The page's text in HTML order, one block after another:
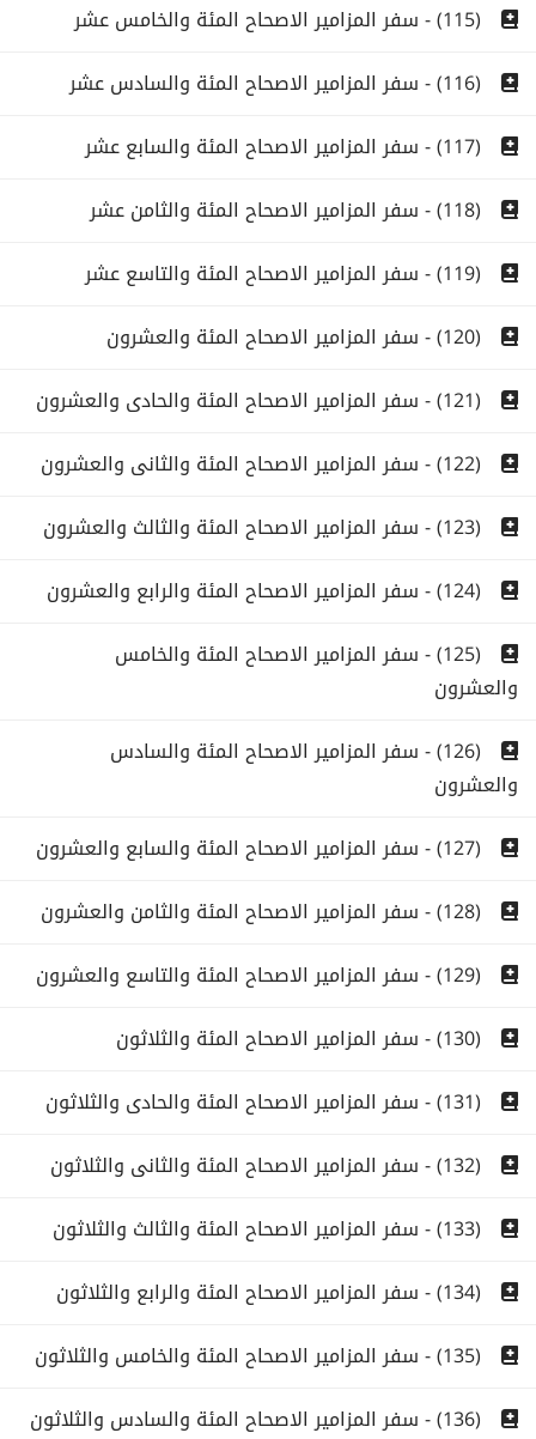
(115) - سفر المزامير الاصحاح المئة والخامس عشر
(116) - سفر المزامير الاصحاح المئة والسادس عشر
(117) - سفر المزامير الاصحاح المئة والسابع عشر
(118) - سفر المزامير الاصحاح المئة والثامن عشر
(119) - سفر المزامير الاصحاح المئة والتاسع عشر
(120) - سفر المزامير الاصحاح المئة والعشرون
(121) - سفر المزامير الاصحاح المئة والحادى والعشرون
(122) - سفر المزامير الاصحاح المئة والثانى والعشرون
(123) - سفر المزامير الاصحاح المئة والثالث والعشرون
(124) - سفر المزامير الاصحاح المئة والرابع والعشرون
(125) - سفر المزامير الاصحاح المئة والخامس
والعشرون
(126) - سفر المزامير الاصحاح المئة والسادس
والعشرون
(127) - سفر المزامير الاصحاح المئة والسابع والعشرون
(128) - سفر المزامير الاصحاح المئة والثامن والعشرون
(129) - سفر المزامير الاصحاح المئة والتاسع والعشرون
(130) - سفر المزامير الاصحاح المئة والثلاثون
(131) - سفر المزامير الاصحاح المئة والحادى والثلاثون
(132) - سفر المزامير الاصحاح المئة والثانى والثلاثون
(133) - سفر المزامير الاصحاح المئة والثالث والثلاثون
(134) - سفر المزامير الاصحاح المئة والرابع والثلاثون
(135) - سفر المزامير الاصحاح المئة والخامس والثلاثون
(136) - سفر المزامير الاصحاح المئة والسادس والثلاثون